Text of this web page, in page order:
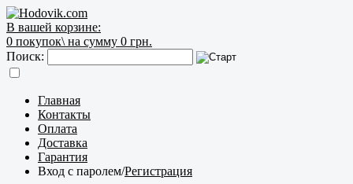
В вашей корзине:
0 покупок\ на сумму 0 грн.
Поиск:
Главная
Контакты
Оплата
Доставка
Гарантия
Вход с паролем/Регистрация